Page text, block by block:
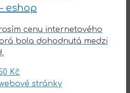
eshop
cenu internetového
bola dohodnutá medzi
Kč